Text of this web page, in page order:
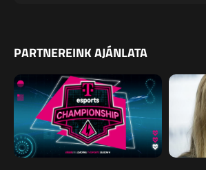
PARTNEREINK AJÁNLATA